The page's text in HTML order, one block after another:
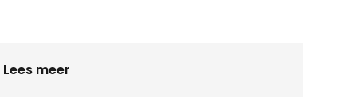
Lees meer